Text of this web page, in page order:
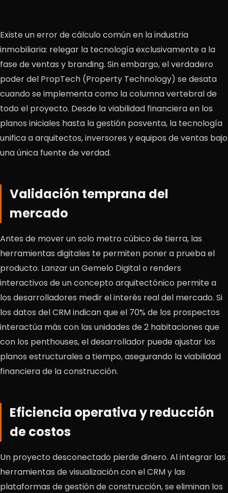
Existe un error de cálculo común en la industria
inmobiliaria: relegar la tecnología exclusivamente a la
fase de ventas y branding. Sin embargo, el verdadero
poder del PropTech (Property Technology) se desata
cuando se implementa como la columna vertebral de
todo el proyecto. Desde la viabilidad financiera en los
planos iniciales hasta la gestión posventa, la tecnología
unifica a arquitectos, inversores y equipos de ventas bajo
una única fuente de verdad.
Validación temprana del
mercado
Antes de mover un solo metro cúbico de tierra, las
herramientas digitales te permiten poner a prueba el
producto. Lanzar un Gemelo Digital o renders
interactivos de un concepto arquitectónico permite a
los desarrolladores medir el interés real del mercado. Si
los datos del CRM indican que el 70% de los prospectos
interactúa más con las unidades de 2 habitaciones que
con los penthouses, el desarrollador puede ajustar los
planos estructurales a tiempo, asegurando la viabilidad
financiera de la construcción.
Eficiencia operativa y reducción
de costos
Un proyecto desconectado pierde dinero. Al integrar las
herramientas de visualización con el CRM y las
plataformas de gestión de construcción, se eliminan los